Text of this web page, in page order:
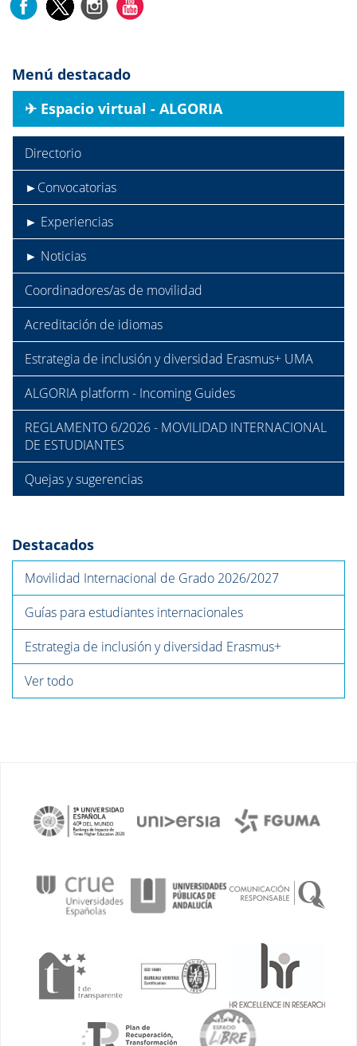
Menú destacado
✈︎ Espacio virtual - ALGORIA
Directorio
►Convocatorias
► Experiencias
► Noticias
Coordinadores/as de movilidad
Acreditación de idiomas
Estrategia de inclusión y diversidad Erasmus+ UMA
ALGORIA platform - Incoming Guides
REGLAMENTO 6/2026 - MOVILIDAD INTERNACIONAL
DE ESTUDIANTES
Quejas y sugerencias
Destacados
Movilidad Internacional de Grado 2026/2027
Guías para estudiantes internacionales
Estrategia de inclusión y diversidad Erasmus+
Ver todo